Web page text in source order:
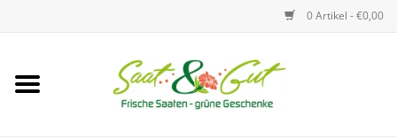
0 Artikel - €0,00
Startseite